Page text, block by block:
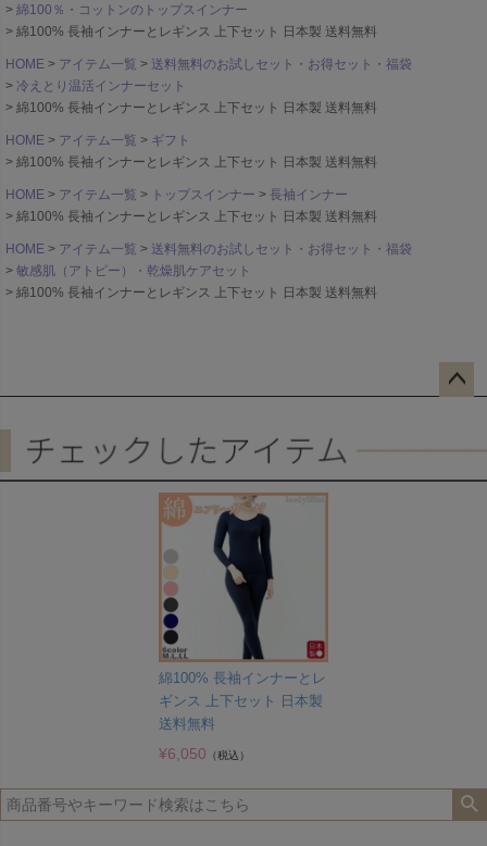
綿100％・コットンのトップスインナー
綿100% 長袖インナーとレギンス 上下セット 日本製 送料無料
HOME アイテム一覧
送料無料のお試しセット・お得セット・福袋
冷えとり温活インナーセット
綿100% 長袖インナーとレギンス 上下セット 日本製 送料無料
HOME アイテム一覧
ギフト
綿100% 長袖インナーとレギンス 上下セット 日本製 送料無料
HOME アイテム一覧 トップスインナー
長袖インナー
綿100% 長袖インナーとレギンス 上下セット 日本製 送料無料
HOME アイテム一覧
送料無料のお試しセット・お得セット・福袋
敏感肌（アトピー）・乾燥肌ケアセット
綿100% 長袖インナーとレギンス 上下セット 日本製 送料無料
へ
綿100% 長袖インナーとレ
ギンス 上下セット 日本製
送料無料
¥6,050 （税込）